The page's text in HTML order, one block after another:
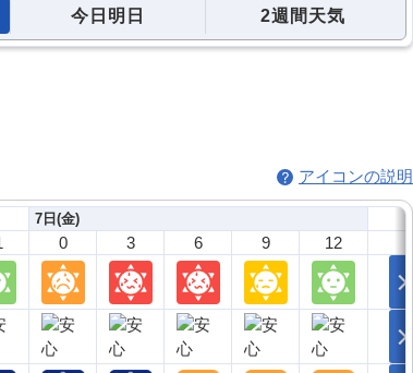
今日明日 2週間天気
アイコンの説明
7日(金)
0 3 6 9 12